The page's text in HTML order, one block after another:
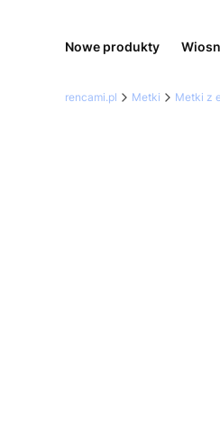
Nowe produkty
rencami.pl Metki Metki z